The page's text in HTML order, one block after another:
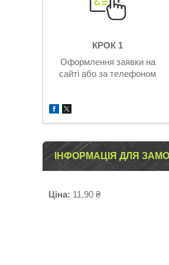
КРОК 1
Оформлення заявки на
сайті або за телефоном
ІНФОРМАЦІЯ ДЛЯ
Ціна: 11,90 ₴